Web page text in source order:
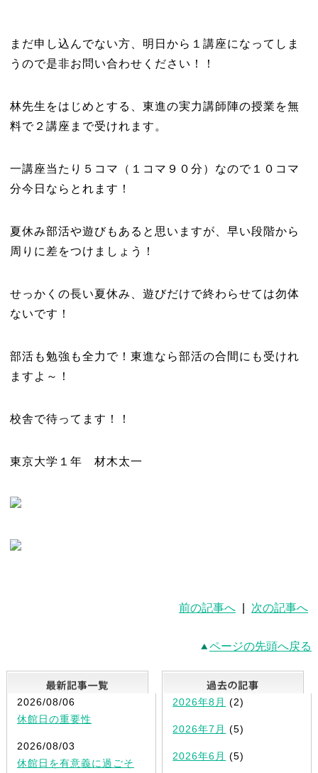
まだ申し込んでない方、明日から１講座になってしま
うので是非お問い合わせください！！
林先生をはじめとする、東進の実力講師陣の授業を無
料で２講座まで受けれます。
一講座当たり５コマ（１コマ９０分）なので１０コマ
分今日ならとれます！
夏休み部活や遊びもあると思いますが、早い段階から
周りに差をつけましょう！
せっかくの長い夏休み、遊びだけで終わらせては勿体
ないです！
部活も勉強も全力で！東進なら部活の合間にも受けれ
ますよ～！
校舎で待ってます！！
東京大学１年 材木太一
前の記事へ 次の記事へ
ページの先頭へ戻る
最新記事一覧
2026/08/06
休館日の重要性
2026/08/03
休館日を有意義に過ごそ
2026年8月 (2)
2026年7月 (5)
2026年6月 (5)